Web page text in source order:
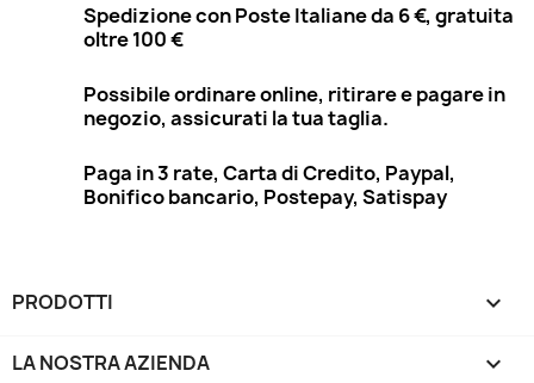
Spedizione con Poste Italiane da 6 €, gratuita
oltre 100 €
Possibile ordinare online, ritirare e pagare in
negozio, assicurati la tua taglia.
Paga in 3 rate, Carta di Credito, Paypal,
Bonifico bancario, Postepay, Satispay
PRODOTTI 
LA NOSTRA AZIENDA 